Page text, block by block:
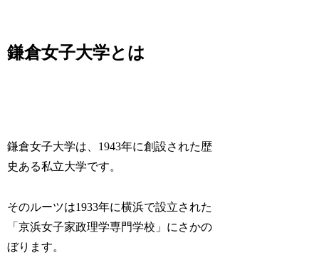
鎌倉女子大学とは
鎌倉女子大学は、1943年に創設された歴
史ある私立大学です。
そのルーツは1933年に横浜で設立された
「京浜女子家政理学専門学校」にさかの
ぼります。